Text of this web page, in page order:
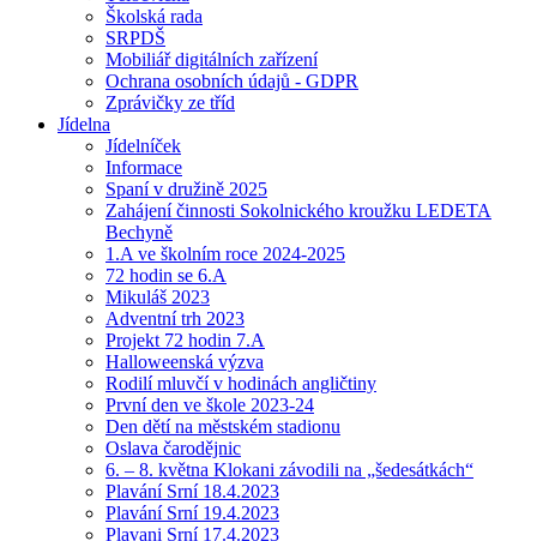
Školská rada
SRPDŠ
Mobiliář digitálních zařízení
Ochrana osobních údajů - GDPR
Zprávičky ze tříd
Jídelna
Jídelníček
Informace
Spaní v družině 2025
Zahájení činnosti Sokolnického kroužku LEDETA
Bechyně
1.A ve školním roce 2024-2025
72 hodin se 6.A
Mikuláš 2023
Adventní trh 2023
Projekt 72 hodin 7.A
Halloweenská výzva
Rodilí mluvčí v hodinách angličtiny
První den ve škole 2023-24
Den dětí na městském stadionu
Oslava čarodějnic
6. – 8. května Klokani závodili na „šedesátkách“
Plavání Srní 18.4.2023
Plavání Srní 19.4.2023
Plavani Srní 17.4.2023